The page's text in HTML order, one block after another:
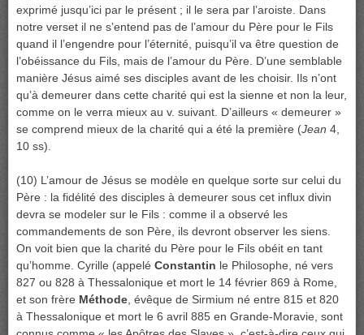
exprimé jusqu’ici par le présent ; il le sera par l’aroiste. Dans
notre verset il ne s’entend pas de l’amour du Père pour le Fils
quand il l’engendre pour l’éternité, puisqu’il va être question de
l’obéissance du Fils, mais de l’amour du Père. D’une semblable
manière Jésus aimé ses disciples avant de les choisir. Ils n’ont
qu’à demeurer dans cette charité qui est la sienne et non la leur,
comme on le verra mieux au v. suivant. D’ailleurs « demeurer »
se comprend mieux de la charité qui a été la première (Jean 4,
10 ss).
(10) L’amour de Jésus se modèle en quelque sorte sur celui du
Père : la fidélité des disciples à demeurer sous cet influx divin
devra se modeler sur le Fils : comme il a observé les
commandements de son Père, ils devront observer les siens.
On voit bien que la charité du Père pour le Fils obéit en tant
qu’homme. Cyrille (appelé Constantin le Philosophe, né vers
827 ou 828 à Thessalonique et mort le 14 février 869 à Rome,
et son frère Méthode , évêque de Sirmium né entre 815 et 820
à Thessalonique et mort le 6 avril 885 en Grande-Moravie, sont